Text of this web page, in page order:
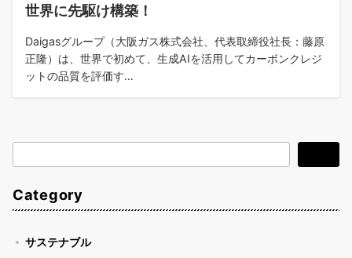
世界に先駆け構築！
Daigasグループ（大阪ガス株式会社、代表取締役社長：藤原
正隆）は、世界で初めて、生成AIを活用してカーボンクレジ
ットの品質を評価す…
索
Category
サステナブル